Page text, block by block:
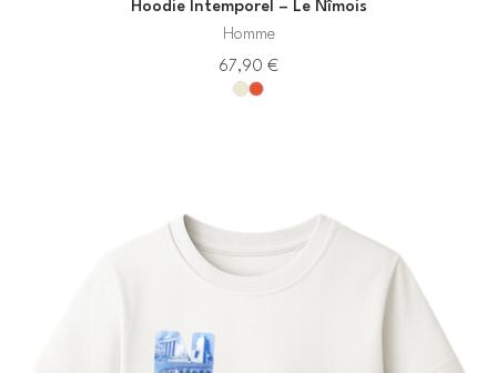
Hoodie Intemporel – Le Nîmois
Homme
67,90 €